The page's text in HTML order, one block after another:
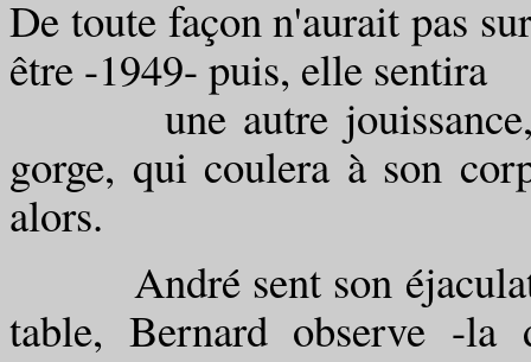
De toute façon n'aurait pas
être -1949- puis, elle sentira
une autre jouissance,
gorge, qui coulera à son
alors.
André sent son
table, Bernard observe -la